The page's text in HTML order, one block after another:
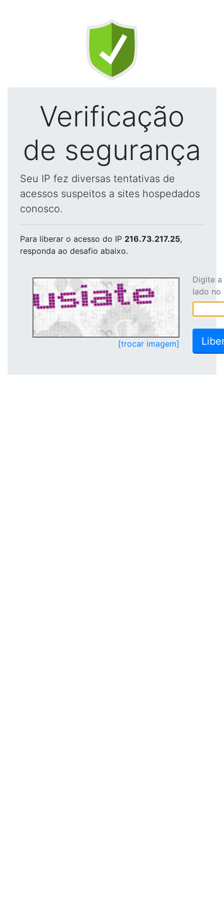
Verificação
de segurança
Seu IP fez diversas tentativas de
acessos suspeitos a sites hospedados
conosco.
Para liberar o acesso do IP 216.73.217.25,
responda ao desafio abaixo.
[trocar imagem]
Digite
lado no